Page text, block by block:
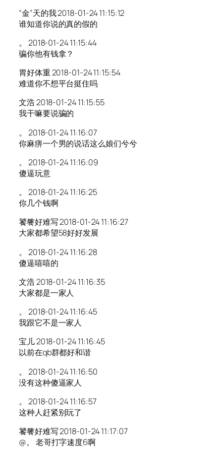
“金”天的我 2018-01-24 11:15:12
谁知道你说的真的假的
。 2018-01-24 11:15:44
骗你他有钱拿？
胃好体重 2018-01-24 11:15:54
难道你不想平台挺住吗
文浩 2018-01-24 11:15:55
我干嘛要说骗的
。 2018-01-24 11:16:07
你麻痹一个男的说话这么娘们兮兮
。 2018-01-24 11:16:09
傻逼玩意
。 2018-01-24 11:16:25
你几个钱啊
饕餮好难写 2018-01-24 11:16:27
大家都希望58好好发展
。 2018-01-24 11:16:28
傻逼嘻嘻的
文浩 2018-01-24 11:16:35
大家都是一家人
。 2018-01-24 11:16:45
我跟它不是一家人
宝儿 2018-01-24 11:16:45
以前在qb群都好和谐
。 2018-01-24 11:16:50
没有这种傻逼家人
。 2018-01-24 11:16:57
这种人赶紧别玩了
饕餮好难写 2018-01-24 11:17:07
@。 老哥打字速度6啊